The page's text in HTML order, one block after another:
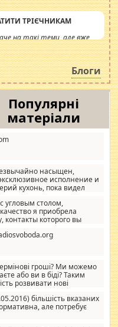
ТРІЄЧНИКАМ
на такі теми, але вже
інсенуації
Штучно
катастрофа.
Блоги
Популярні
матеріали
насыщен,
исполнение и
кухонь, пока видел
и что главное -
наворотов удорожающих
угловым столом,
я приобрела
контакты которого вы
гроші? Ми можемо
або ви в біді? Таким
розвивати нові
дати їм шанс. Кожен
влада не зможе, вони
багато суми, і зрілість
більшість вказаних
але потребує